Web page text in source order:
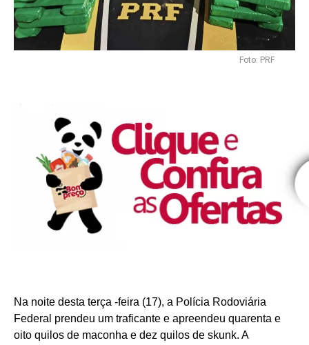
Foto: PRF
Na noite desta terça -feira (17), a Polícia Rodoviária
Federal prendeu um traficante e apreendeu quarenta e
oito quilos de maconha e dez quilos de skunk. A